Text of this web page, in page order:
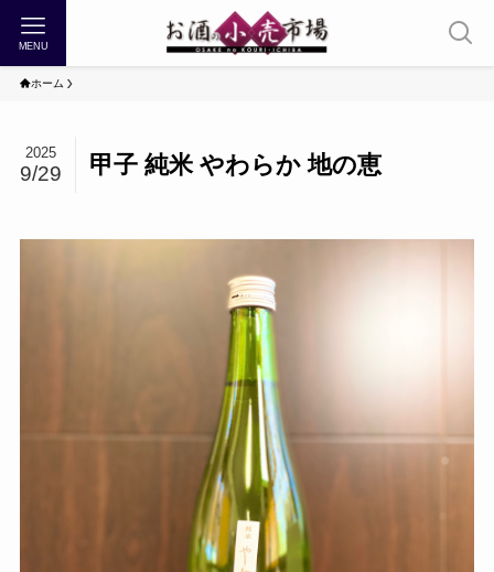
MENU
ホーム
甲子 純米 やわらか 地の恵
2025
9/29